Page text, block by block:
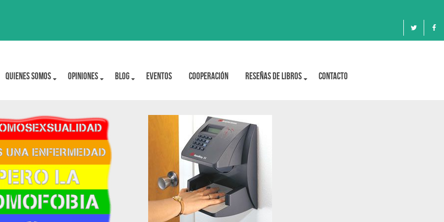
Quienes Somos OPINIONES BLOG Eventos Cooperación Reseñas de libros Contacto